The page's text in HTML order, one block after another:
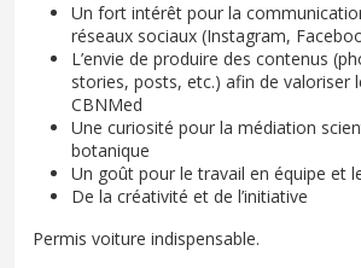
Un fort intérêt pour la
réseaux sociaux (Instagram,
L’envie de produire des contenus
stories, posts, etc.) afin de valoriser
CBNMed
Une curiosité pour la médiation
botanique
Un goût pour le travail en équipe et
De la créativité et de l’initiative
Permis voiture indispensable.